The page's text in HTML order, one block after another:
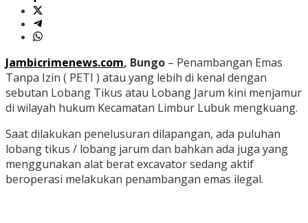
Jambicrimenews.com, Bungo – Penambangan Emas
Tanpa Izin ( PETI ) atau yang lebih di kenal dengan
sebutan Lobang Tikus atau Lobang Jarum kini menjamur
di wilayah hukum Kecamatan Limbur Lubuk mengkuang.
Saat dilakukan penelusuran dilapangan, ada puluhan
lobang tikus / lobang jarum dan bahkan ada juga yang
menggunakan alat berat excavator sedang aktif
beroperasi melakukan penambangan emas ilegal.